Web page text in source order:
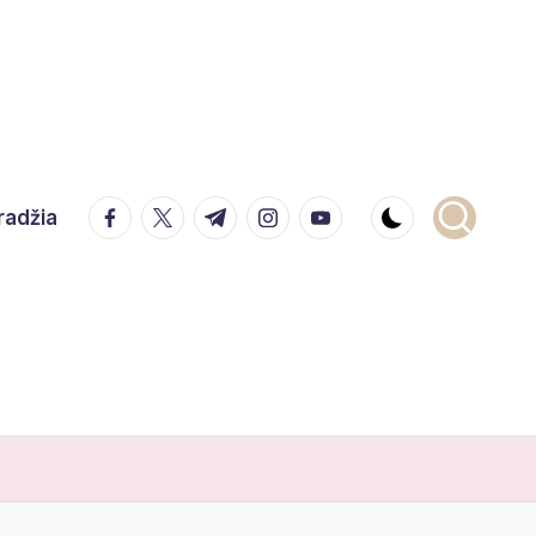
facebook.com
twitter.com
t.me instagram.com
youtube.com